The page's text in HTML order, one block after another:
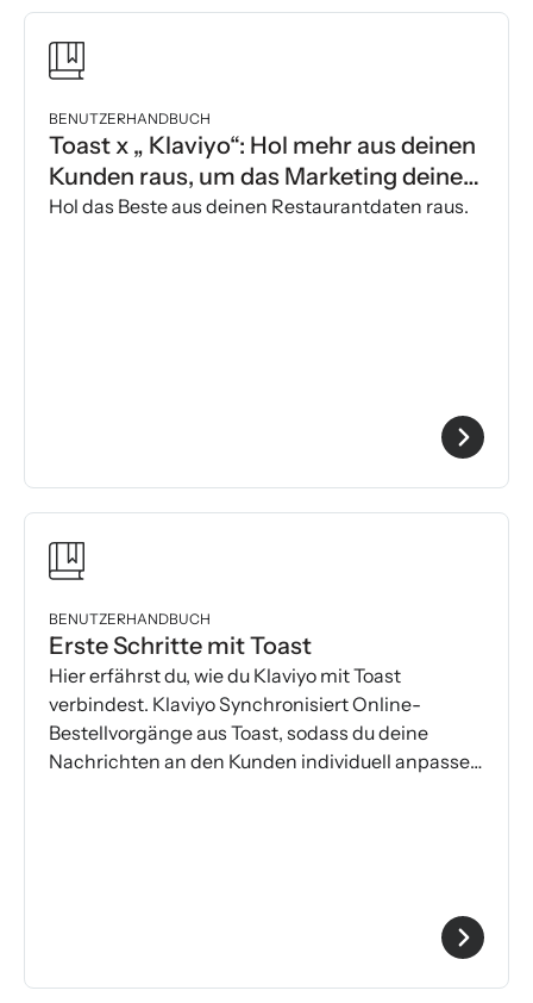
BENUTZERHANDBUCH
Toast x „ Klaviyo“: Hol mehr aus deinen
Kunden raus, um das Marketing deines
Restaurants zu verbessern.
Hol das Beste aus deinen Restaurantdaten raus.
BENUTZERHANDBUCH
Erste Schritte mit Toast
Hier erfährst du, wie du Klaviyo mit Toast
verbindest. Klaviyo Synchronisiert Online-
Bestellvorgänge aus Toast, sodass du deine
Nachrichten an den Kunden individuell anpassen